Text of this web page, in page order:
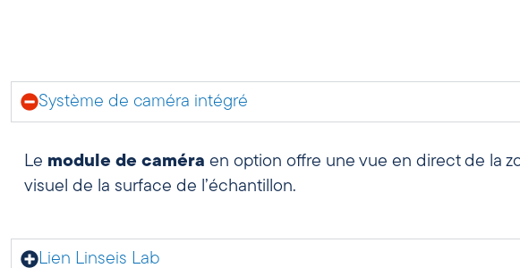
Système de caméra intégré
Le module de caméra en option offre une vue en direct de la
visuel de la surface de l’échantillon.
Lien Linseis Lab